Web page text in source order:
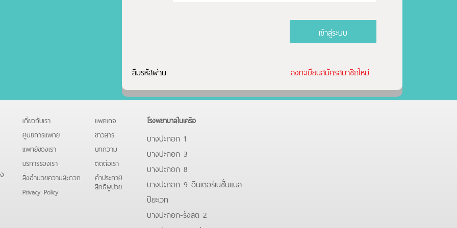
เข้าสู่ระบบ
ลืมรหัสผ่าน ลงทะเบียนสมัครสมาชิกใหม่
เกี่ยวกับเรา
ศูนย์การแพทย์
แพทย์ของเรา
บริการของเรา
สิ่งอำนวยความสะดวก
Privacy Policy
แพคเกจ
ข่าวสาร
บทความ
ติดต่อเรา
คําประกาศ
สิทธิผู้ป่วย
โรงพยาบาลในเครือ
บางปะกอก 1
บางปะกอก 3
บางปะกอก 8
บางปะกอก 9 อินเตอร์เนชั่นแนล
ปิยะเวท
บางปะกอก-รังสิต 2